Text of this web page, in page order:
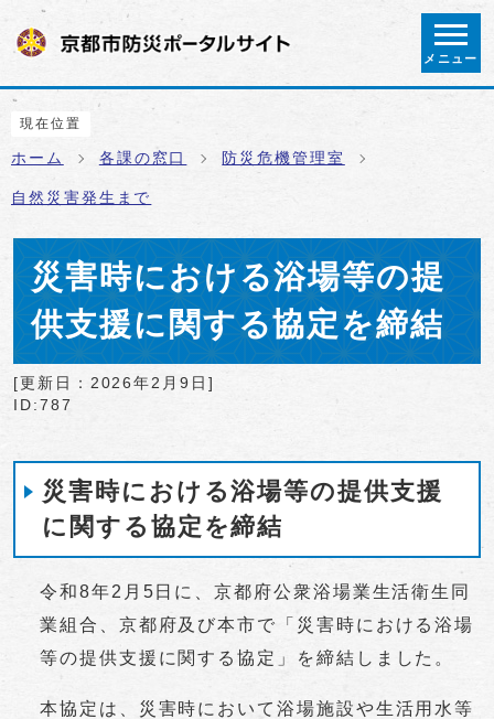
ページの先頭です
メニュー
ここから本文です
現在位置
ホーム 各課の窓口 防災危機管理室
自然災害発生まで
災害時における浴場等の提
供支援に関する協定を締結
[更新日： 2026年2月9日 ]
ID:787
災害時における浴場等の提供支援
に関する協定を締結
令和8年2月5日に、京都府公衆浴場業生活衛生同
業組合、京都府及び本市で「災害時における浴場
等の提供支援に関する協定」を締結しました。
本協定は、災害時において浴場施設や生活用水等